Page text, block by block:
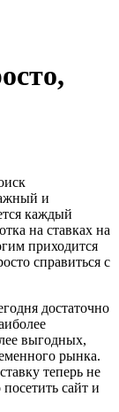
и
каждый
на ставках на
приходится
справиться с
достаточно
выгодных,
рынка.
теперь не
сайт и